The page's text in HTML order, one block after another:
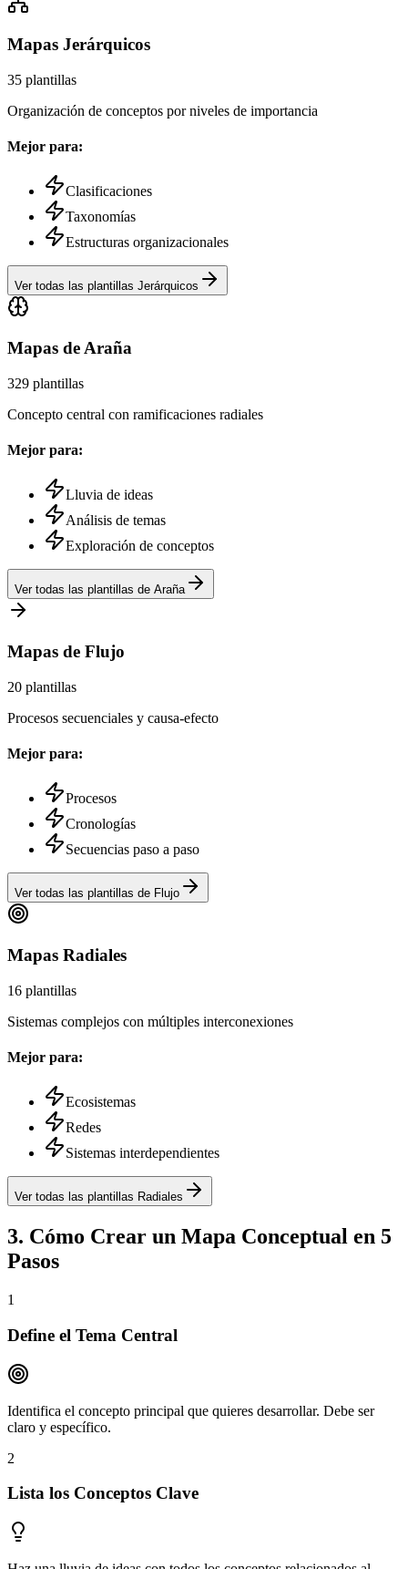
Mapas Jerárquicos
35 plantillas
Organización de conceptos por niveles de importancia
Mejor para:
Clasificaciones
Taxonomías
Estructuras organizacionales
Ver todas las plantillas Jerárquicos
Mapas de Araña
329 plantillas
Concepto central con ramificaciones radiales
Mejor para:
Lluvia de ideas
Análisis de temas
Exploración de conceptos
Ver todas las plantillas de Araña
Mapas de Flujo
20 plantillas
Procesos secuenciales y causa-efecto
Mejor para:
Procesos
Cronologías
Secuencias paso a paso
Ver todas las plantillas de Flujo
Mapas Radiales
16 plantillas
Sistemas complejos con múltiples interconexiones
Mejor para:
Ecosistemas
Redes
Sistemas interdependientes
Ver todas las plantillas Radiales
3. Cómo Crear un Mapa Conceptual en 5
Pasos
1
Define el Tema Central
Identifica el concepto principal que quieres desarrollar. Debe ser
claro y específico.
2
Lista los Conceptos Clave